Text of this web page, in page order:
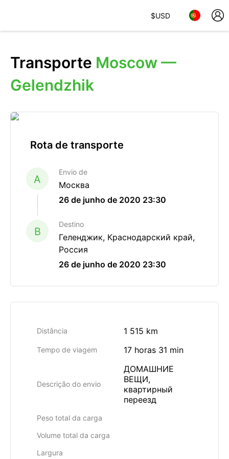
$USD
Transporte Moscow —
Gelendzhik
Rota de transporte
A
Envio de
Москва
26 de junho de 2020 23:30
B
Destino
Геленджик, Краснодарский край,
Россия
26 de junho de 2020 23:30
Distância 1 515 km
Tempo de viagem 17 horas 31 min
Descrição do envio
ДОМАШНИЕ
ВЕЩИ,
квартирный
переезд
Peso total da carga
Volume total da carga
Largura